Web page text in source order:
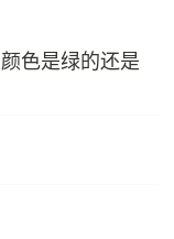
色是绿的还是